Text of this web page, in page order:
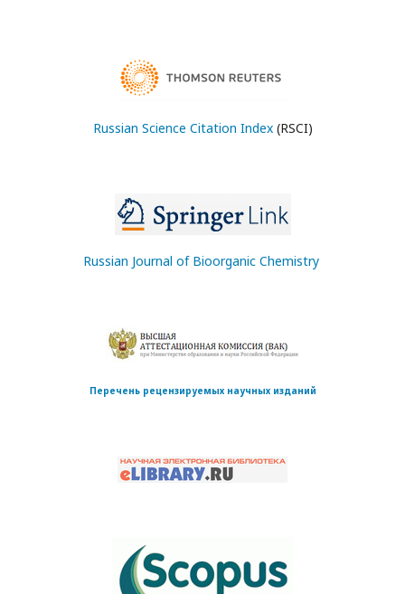
Russian Science Citation Index(RSCI)
Russian Journal of Bioorganic Chemistry
Перечень рецензируемых научных изданий